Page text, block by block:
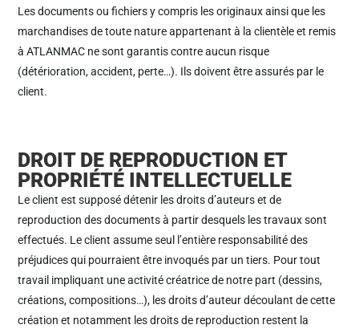
Les documents ou fichiers y compris les originaux ainsi que les
marchandises de toute nature appartenant à la clientèle et remis
à ATLANMAC ne sont garantis contre aucun risque
(détérioration, accident, perte…). Ils doivent être assurés par le
client.
DROIT DE REPRODUCTION ET
PROPRIÉTÉ INTELLECTUELLE
Le client est supposé détenir les droits d’auteurs et de
reproduction des documents à partir desquels les travaux sont
effectués. Le client assume seul l’entière responsabilité des
préjudices qui pourraient être invoqués par un tiers. Pour tout
travail impliquant une activité créatrice de notre part (dessins,
créations, compositions…), les droits d’auteur découlant de cette
création et notamment les droits de reproduction restent la